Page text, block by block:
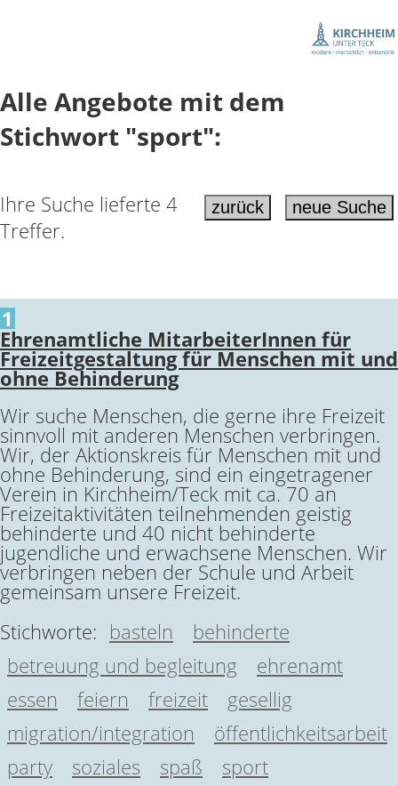
Alle Angebote mit dem
Stichwort "sport":
Ihre Suche lieferte 4
Treffer.
1
Ehrenamtliche MitarbeiterInnen für
Freizeitgestaltung für Menschen mit und
ohne Behinderung
Wir suche Menschen, die gerne ihre Freizeit
sinnvoll mit anderen Menschen verbringen.
Wir, der Aktionskreis für Menschen mit und
ohne Behinderung, sind ein eingetragener
Verein in Kirchheim/Teck mit ca. 70 an
Freizeitaktivitäten teilnehmenden geistig
behinderte und 40 nicht behinderte
jugendliche und erwachsene Menschen. Wir
verbringen neben der Schule und Arbeit
gemeinsam unsere Freizeit.
Stichworte: basteln
behinderte
betreuung und begleitung
ehrenamt
essen
feiern freizeit
gesellig
migration/integration
öffentlichkeitsarbeit
party
soziales spaß
sport